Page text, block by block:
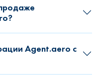
Agent.aero с